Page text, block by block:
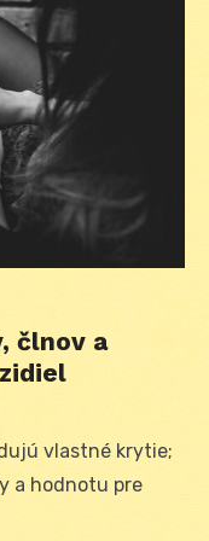
člnov a
vlastné krytie;
a hodnotu pre